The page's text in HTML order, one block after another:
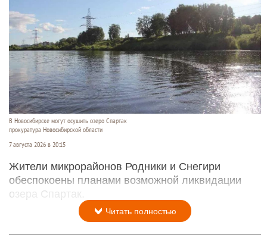
В Новосибирске могут осушить озеро Спартак
прокуратура Новосибирской области
7 августа 2026 в 20:15
Жители микрорайонов Родники и Снегири
обеспокоены планами возможной ликвидации
озера Спартак.
Читать полностью